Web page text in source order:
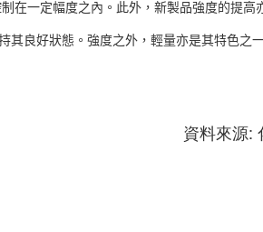
在一定幅度之內。此外，新製品強度的提高
其良好狀態。強度之外，輕量亦是其特色之
資料來源: